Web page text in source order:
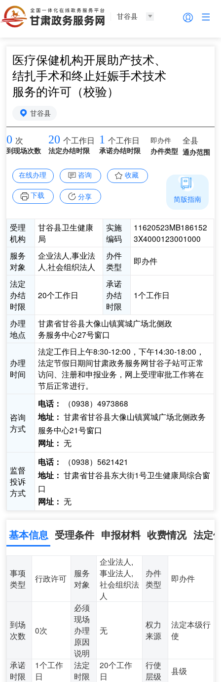
甘谷县
医疗保健机构开展助产技术、
结扎手术和终止妊娠手术技术
服务的许可（校验）
甘谷县
0 次
到现场次数
20 个工作日
法定办结时限
1 个工作日
承诺办结时限
即办件
办件类型
全县
通办范围
在线办理 咨询 收藏
下载 分享
受理
机构
甘谷县卫生健康
局
实施
编码
11620523MB186152
3X4000123001000
服务
对象
企业法人,事业法
人,社会组织法人
办件
类型
即办件
法定
办结
时限
20个工作日
承诺
办结
时限
1个工作日
办理
地点
甘肃省甘谷县大像山镇冀城广场北侧政
务服务中心27号窗口
办理
时间
法定工作日上午8:30-12:00，下午14:30-18:00，
法定节假日期间甘肃政务服务网甘谷子站可正常
访问、注册和申报业务，网上受理审批工作将在
节后正常进行。
咨询
方式
电话：
（0938）4973868
地址： 甘肃省甘谷县大像山镇冀城广场北侧政务
服务中心21号窗口
网址： 无
监督
投诉
方式
电话：
（0938）5621421
地址： 甘肃省甘谷县东大街1号卫生健康局综合窗
口
网址： 无
简版指南
基本信息 受理条件 申报材料 收费情况 法定
事项
类型
行政许可
服务
对象
企业法人,
事业法人,
社会组织法
人
办件
类型
即办件
到场
次数
0次
必须
现场
办理
原因
说明
无
权力
来源
法定本级行
使
承诺
时限
1个工作
日
法定
时限
20个工作
日
行使
层级
县级